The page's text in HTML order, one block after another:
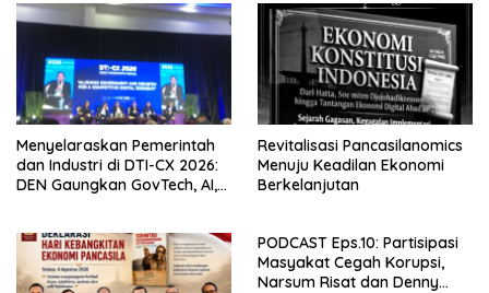
Menyelaraskan Pemerintah
dan Industri di DTI-CX 2026:
DEN Gaungkan GovTech, AI,
Kompetitif
Revitalisasi Pancasilanomics
Menuju Keadilan Ekonomi
Berkelanjutan
PODCAST Eps.10: Partisipasi
Masyakat Cegah Korupsi,
Narsum Risat dan Denny